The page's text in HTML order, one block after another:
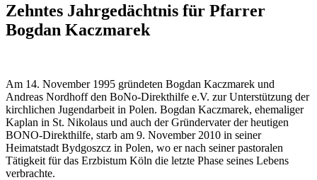
Zehntes Jahrgedächtnis für Pfarrer
Bogdan Kaczmarek
Am 14. November 1995 gründeten Bogdan Kaczmarek und
Andreas Nordhoff den BoNo-Direkthilfe e.V. zur Unterstützung der
kirchlichen Jugendarbeit in Polen. Bogdan Kaczmarek, ehemaliger
Kaplan in St. Nikolaus und auch der Gründervater der heutigen
BONO-Direkthilfe, starb am 9. November 2010 in seiner
Heimatstadt Bydgoszcz in Polen, wo er nach seiner pastoralen
Tätigkeit für das Erzbistum Köln die letzte Phase seines Lebens
verbrachte.